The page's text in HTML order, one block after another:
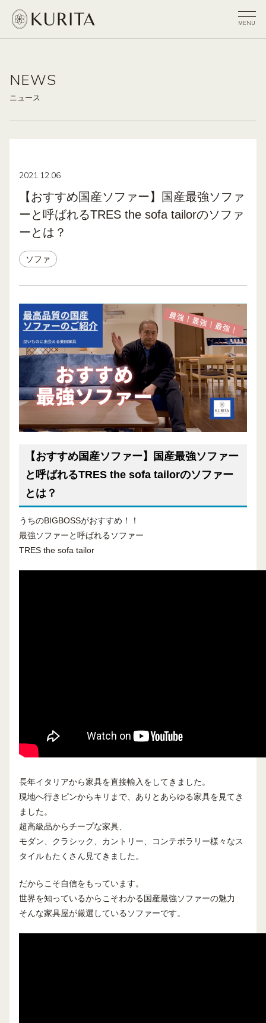
NEWS
ニュース
2021.12.06
【おすすめ国産ソファー】国産最強ソファ
ーと呼ばれるTRES the sofa tailorのソファ
ーとは？
ソファ
【おすすめ国産ソファー】国産最強ソファー
と呼ばれるTRES the sofa tailorのソファー
とは？
うちのBIGBOSSがおすすめ！！
最強ソファーと呼ばれるソファー
TRES the sofa tailor
長年イタリアから家具を直接輸入をしてきました。
現地へ行きピンからキリまで、ありとあらゆる家具を見てき
ました。
超高級品からチープな家具、
モダン、クラシック、カントリー、コンテポラリー様々なス
タイルもたくさん見てきました。
だからこそ自信をもっています。
世界を知っているからこそわかる国産最強ソファーの魅力
そんな家具屋が厳選しているソファーです。